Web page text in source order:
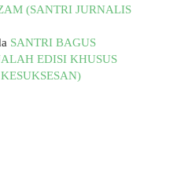
(SANTRI JURNALIS
SANTRI BAGUS
EDISI KHUSUS